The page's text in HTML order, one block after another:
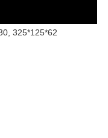
325*125*62